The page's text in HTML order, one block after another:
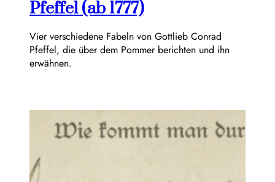
Pfeffel (ab 1777)
Vier verschiedene Fabeln von Gottlieb Conrad
Pfeffel, die über dem Pommer berichten und ihn
erwähnen.